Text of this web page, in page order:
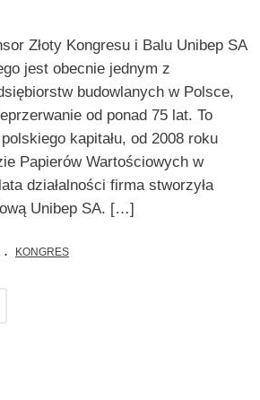
Złoty Kongresu i Balu Unibep SA
jest obecnie jednym z
budowlanych w Polsce,
od ponad 75 lat. To
kapitału, od 2008 roku
Papierów Wartościowych w
działalności firma stworzyła
Unibep SA. […]
. KONGRES